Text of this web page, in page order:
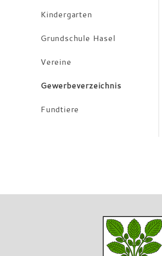
Kindergarten
Grundschule Hasel
Vereine
Gewerbeverzeichnis
Fundtiere